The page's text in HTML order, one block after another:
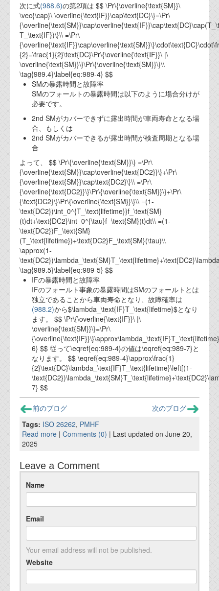
オンラインショップ
お問い合わせ
FAQ
お問い合わせフォーム
次に式(988.6)の第2項は $$ \Pr\{\overline{\text{SM}}\
\vec{\cap}\ \overline{\text{IF}}\cap\text{DC}\}=\Pr\
T_\text{IF})\}\\ =\Pr\
{2}=\frac{1}{2}\text{DC}\Pr\{\overline{\text{IF}}\ |\
\overline{\text{SM}}\}\Pr\{\overline{\text{SM}}\}\\
\tag{989.4}\label{eq:989-4} $$
SMの暴露時間と故障率
SMのフォールトの暴露時間は以下のように場合分けが
必要です。
2nd SMがカバーできずに露出時間が車両寿命となる場
合、もしくは
2nd SMがカバーできるが露出時間が検査周期となる場
合
よって、 $$ \Pr\{\overline{\text{SM}}\} =\Pr\
{\overline{\text{SM}}\cap\overline{\text{DC2}}\}+\Pr\
{\overline{\text{SM}}\cap\text{DC2}\}\\ =\Pr\
{\overline{\text{DC2}}\}\Pr\{\overline{\text{SM}}\}+\Pr\
{\text{DC2}\}\Pr\{\overline{\text{SM}}\}\\ =(1-
\text{DC2})\int_0^{T_\text{lifetime}}f_\text{SM}
(t)dt+\text{DC2}\int_0^{\tau}f_\text{SM}(t)dt\\ =(1-
\text{DC2})F_\text{SM}
(T_\text{lifetime})+\text{DC2}F_\text{SM}(\tau)\\
\approx(1-
\tag{989.5}\label{eq:989-5} $$
IFの暴露時間と故障率
IFのフォールト事象の暴露時間はSMのフォールトとは
独立であることから車両寿命となり、故障確率は
(988.2)から$\lambda_\text{IF}T_\text{lifetime}$となり
ます。 $$ \Pr\{\overline{\text{IF}}\ |\
\overline{\text{SM}}\}=\Pr\
6} $$ 従って\eqref{eq:989-4}の値は\eqref{eq:989-7}と
なります。 $$ \eqref{eq:989-4}\approx\frac{1}
{2}\text{DC}\lambda_\text{IF}T_\text{lifetime}\left[(1-
7} $$
前のブログ
次のブログ
Tags: ISO 26262, PMHF
Read more | Comments (0) | Last updated on June 20,
2025
Leave a Comment
Name
Email
Your email address will not be published.
Website